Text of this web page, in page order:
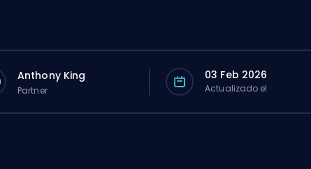
Anthony King
Partner
03 Feb 2026
Actualizado el